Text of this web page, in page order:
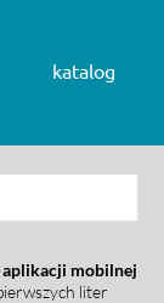
katalog
aplikacji mobilnej
liter